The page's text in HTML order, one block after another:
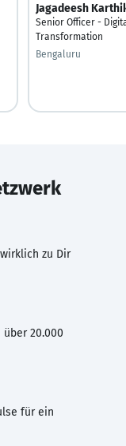
Jagadeesh
Senior Officer -
Transformation
Bengaluru
zu Dir
20.000
für ein